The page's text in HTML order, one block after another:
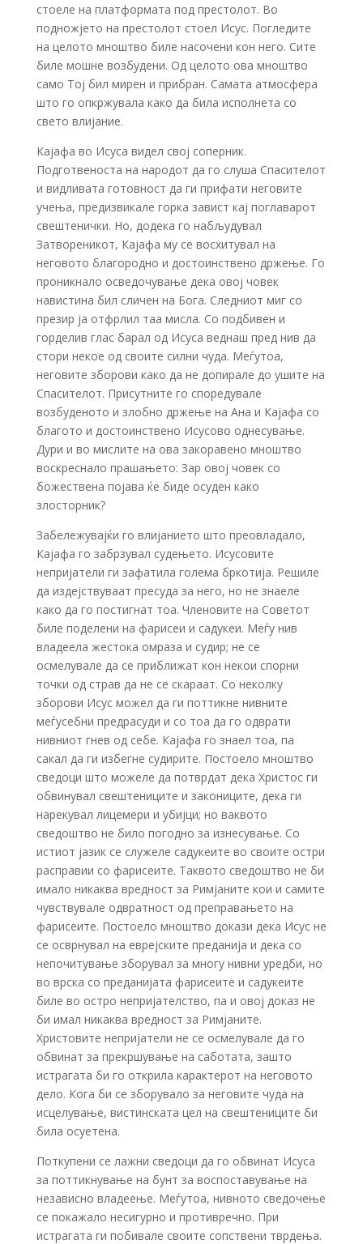
стоеле на платформата под престолот. Во
подножјето на престолот стоел Исус. Погледите
на целото мноштво биле насочени кон него. Сите
биле мошне возбудени. Од целото ова мноштво
само Тој бил мирен и прибран. Самата атмосфера
што го опкржувала како да била исполнета со
свето влијание.
Кајафа во Исуса видел свој соперник.
Подготвеноста на народот да го слуша Спасителот
и видливата готовност да ги прифати неговите
учења, предизвикале горка завист кај поглаварот
свештенички. Но, додека го набљудувал
Затвореникот, Кајафа му се восхитувал на
неговото благородно и достоинствено држење. Го
проникнало осведочување дека овој човек
навистина бил сличен на Бога. Следниот миг со
презир ја отфрлил таа мисла. Со подбивен и
горделив глас барал од Исуса веднаш пред нив да
стори некое од своите силни чуда. Меѓутоа,
неговите зборови како да не допирале до ушите на
Спасителот. Присутните го споредувале
возбуденото и злобно држење на Ана и Кајафа со
благото и достоинствено Исусово однесување.
Дури и во мислите на ова закоравено мноштво
воскреснало прашањето: Зар овој човек со
божествена појава ќе биде осуден како
злосторник?
Забележувајќи го влијанието што преовладало,
Кајафа го забрзувал судењето. Исусовите
непријатели ги зафатила голема бркотија. Решиле
да издејствуваат пресуда за него, но не знаеле
како да го постигнат тоа. Членовите на Советот
биле поделени на фарисеи и садукеи. Меѓу нив
владеела жестока омраза и судир; не се
осмелувале да се приближат кон некои спорни
точки од страв да не се скараат. Со неколку
зборови Исус можел да ги поттикне нивните
меѓусебни предрасуди и со тоа да го одврати
нивниот гнев од себе. Кајафа го знаел тоа, па
сакал да ги избегне судирите. Постоело мноштво
сведоци што можеле да потврдат дека Христос ги
обвинувал свештениците и закониците, дека ги
нарекувал лицемери и убијци; но ваквото
сведоштво не било погодно за изнесување. Со
истиот јазик се служеле садукеите во своите остри
расправии со фарисеите. Таквото сведоштво не би
имало никаква вредност за Римјаните кои и самите
чувствувале одвратност од преправањето на
фарисеите. Постоело мноштво докази дека Исус не
се осврнувал на еврејските преданија и дека со
непочитување зборувал за многу нивни уредби, но
во врска со преданијата фарисеите и садукеите
биле во остро непријателство, па и овој доказ не
би имал никаква вредност за Римјаните.
Христовите непријатели не се осмелувале да го
обвинат за прекршување на саботата, зашто
истрагата би го открила карактерот на неговото
дело. Кога би се зборувало за неговите чуда на
исцелување, вистинската цел на свештениците би
била осуетена.
Поткупени се лажни сведоци да го обвинат Исуса
за поттикнување на бунт за воспоставување на
независно владеење. Меѓутоа, нивното сведочење
се покажало несигурно и противречно. При
истрагата ги побивале своите сопствени тврдења.